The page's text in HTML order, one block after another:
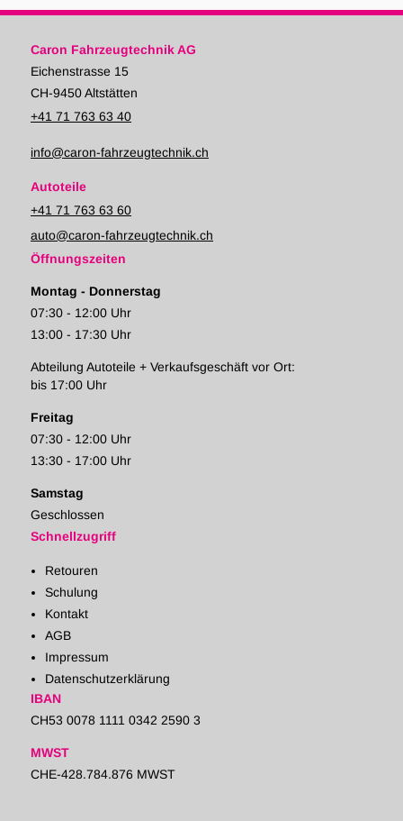
Caron Fahrzeugtechnik AG
Eichenstrasse 15
CH-9450 Altstätten
+41 71 763 63 40
info@caron-fahrzeugtechnik.ch
Autoteile
+41 71 763 63 60
auto@caron-fahrzeugtechnik.ch
Öffnungszeiten
Montag - Donnerstag
07:30 - 12:00 Uhr
13:00 - 17:30 Uhr
Abteilung Autoteile + Verkaufsgeschäft vor Ort:
bis 17:00 Uhr
Freitag
07:30 - 12:00 Uhr
13:30 - 17:00 Uhr
Samstag
Geschlossen
Schnellzugriff
Retouren
Schulung
Kontakt
AGB
Impressum
Datenschutzerklärung
IBAN
CH53 0078 1111 0342 2590 3
MWST
CHE-428.784.876 MWST